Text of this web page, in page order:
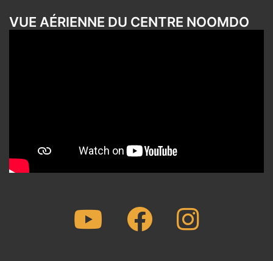
VUE AÉRIENNE DU CENTRE NOOMDO
Youtube FacebookInstagram